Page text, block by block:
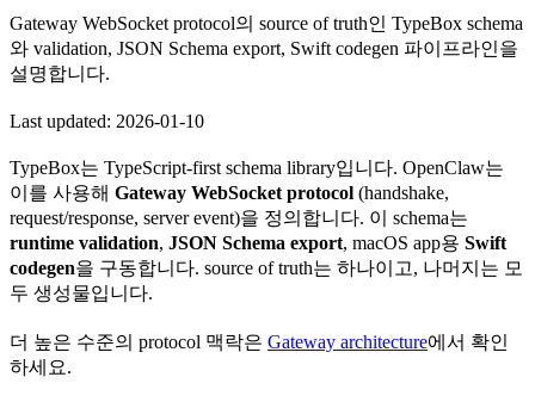
Gateway WebSocket protocol의 source of truth인 TypeBox schema
와 validation, JSON Schema export, Swift codegen 파이프라인을
설명합니다.
Last updated: 2026-01-10
TypeBox는 TypeScript-first schema library입니다. OpenClaw는
이를 사용해 Gateway WebSocket protocol (handshake,
request/response, server event)을 정의합니다. 이 schema는
runtime validation, JSON Schema export, macOS app용 Swift
codegen을 구동합니다. source of truth는 하나이고, 나머지는 모
두 생성물입니다.
더 높은 수준의 protocol 맥락은 Gateway architecture에서 확인
하세요.